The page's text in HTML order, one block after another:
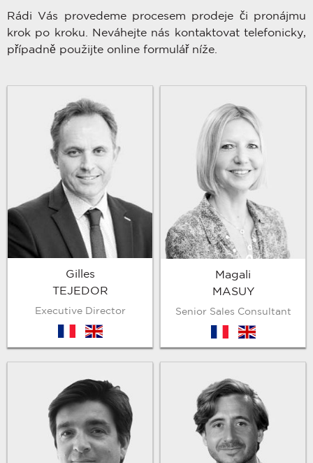
Rádi Vás provedeme procesem prodeje či pronájmu
krok po kroku. Neváhejte nás kontaktovat telefonicky,
případně použijte online formulář níže.
Gilles
TEJEDOR
Executive Director
en
Magali
MASUY
Senior Sales Consultant
en